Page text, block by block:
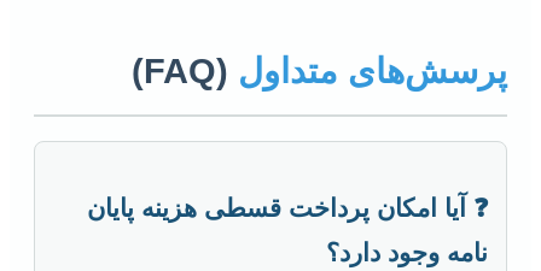
پرسش‌های متداول (FAQ)
❓ آیا امکان پرداخت قسطی هزینه پایان
نامه وجود دارد؟